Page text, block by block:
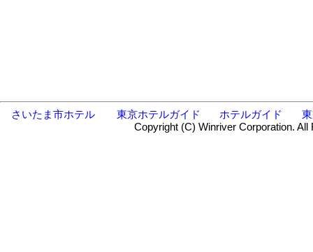
さいたま市ホテル 東京ホテルガイド ホテルガイド
Copyright (C) Winriver Corporation. All